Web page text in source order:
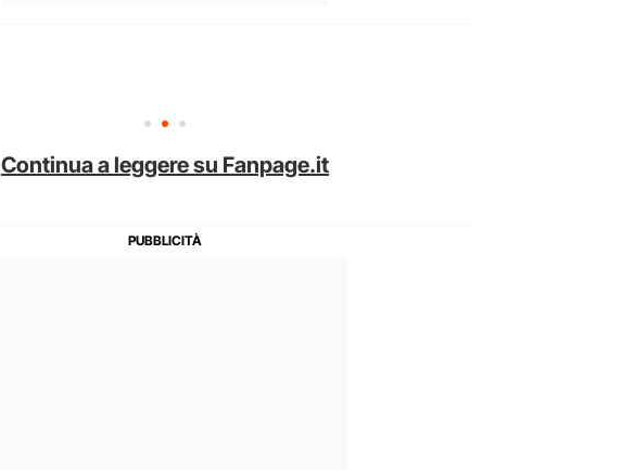
Continua a leggere su Fanpage.it